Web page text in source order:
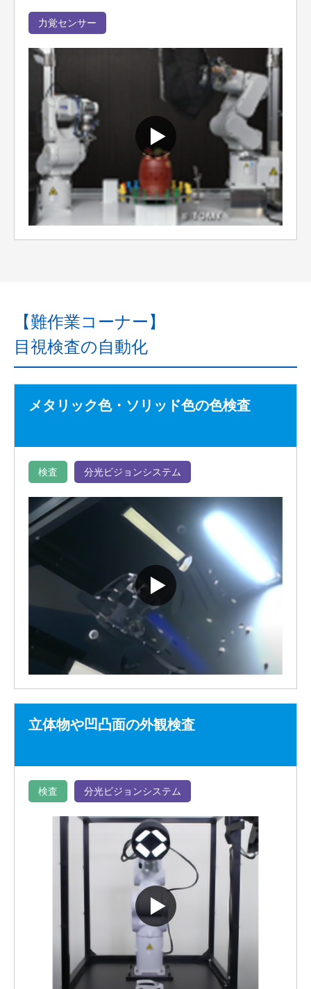
力覚センサー
【難作業コーナー】
目視検査の自動化
メタリック色・ソリッド色の色検査
検査 分光ビジョンシステム
立体物や凹凸面の外観検査
検査 分光ビジョンシステム